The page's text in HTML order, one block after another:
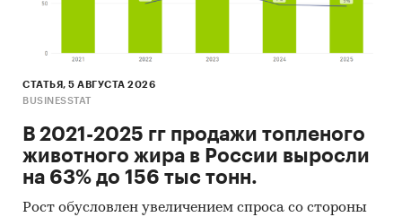
СТАТЬЯ, 5 АВГУСТА 2026
BUSINESSTAT
В 2021-2025 гг продажи топленого
животного жира в России выросли
на 63% до 156 тыс тонн.
Рост обусловлен увеличением спроса со стороны